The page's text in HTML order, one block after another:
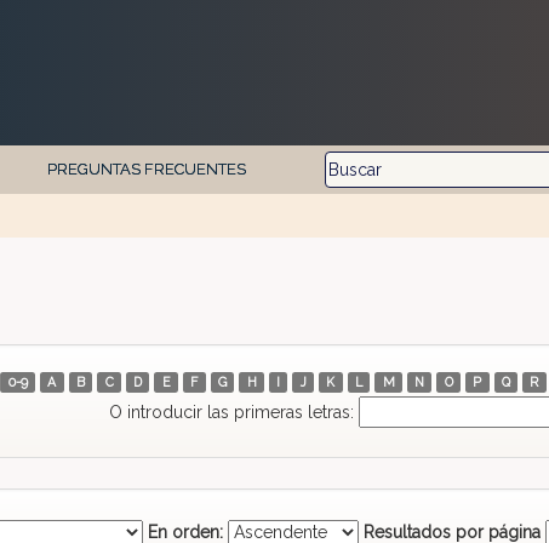
PREGUNTAS FRECUENTES
0-9 A B C D E F G H I J K L M N O P Q R
O introducir las primeras letras:
En orden: Resultados por página